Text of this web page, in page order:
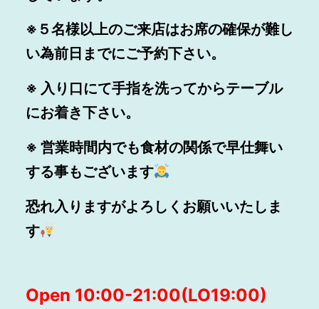
※５名様以上のご来店はお席の確保が難し
い為前日までにご予約下さい。
※ 入り口にて手指を洗ってからテーブル
にお着き下さい。
※ 営業時間内でも食材の関係で早仕舞い
する事もございます
恐れ入りますがよろしくお願いいたしま
す
Open 10:00-21:00(LO19:00)